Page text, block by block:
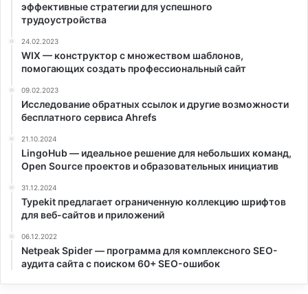
эффективные стратегии для успешного
трудоустройства
24.02.2023
WIX — конструктор с множеством шаблонов,
помогающих создать профессиональный сайт
09.02.2023
Исследование обратных ссылок и другие возможности
бесплатного сервиса Ahrefs
21.10.2024
LingoHub — идеальное решение для небольших команд,
Open Source проектов и образовательных инициатив
31.12.2024
Typekit предлагает ограниченную коллекцию шрифтов
для веб-сайтов и приложений
06.12.2022
Netpeak Spider — программа для комплексного SEO-
аудита сайта с поиском 60+ SEO-ошибок